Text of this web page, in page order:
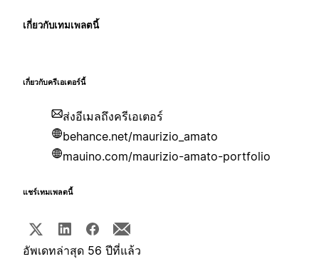
เกี่ยวกับเทมเพลตนี้
เกี่ยวกับครีเอเตอร์นี้
ส่งอีเมลถึงครีเอเตอร์
behance.net/maurizio_amato
mauino.com/maurizio-amato-portfolio
แชร์เทมเพลตนี้
อัพเดทล่าสุด 56 ปีที่แล้ว